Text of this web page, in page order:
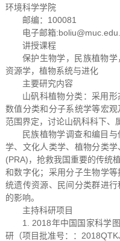
环境科学学院
邮编：100081
电子邮箱
讲授课程
保护生物学，民族植物
资源学，植物系统与进化
主要研究内容
山矾科植物分类：采用形
数值分类和分子系统学等宏
范围界定，讨论山矾科科下、
民族植物学调查和编目
学、文化人类学、植物分类
(PRA)，抢救我国重要的传统
和数字化；采用分子生物学
统遗传资源、民间分类群进
的影响。
主持科研项目
1. 2018年中国国家科学
研（项目批准号：：